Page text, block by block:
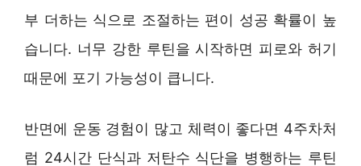
부 더하는 식으로 조절하는 편이 성공 확률이 높
습니다. 너무 강한 루틴을 시작하면 피로와 허기
때문에 포기 가능성이 큽니다.
반면에 운동 경험이 많고 체력이 좋다면 4주차처
럼 24시간 단식과 저탄수 식단을 병행하는 루틴